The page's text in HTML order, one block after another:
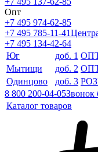
Опт
+7 495 974-62-85
+7 495 785-11-41
+7 495 134-42-64
Юг
доб. 1
Мытищи
доб. 2
Одинцово
доб. 3
8 800 200-04-05Звонок
Каталог товаров